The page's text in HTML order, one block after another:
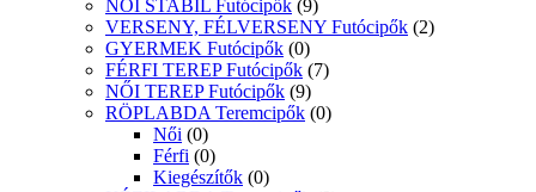
NŐI STABIL Futócipők (9)
VERSENY, FÉLVERSENY Futócipők (2)
GYERMEK Futócipők (0)
FÉRFI TEREP Futócipők (7)
NŐI TEREP Futócipők (9)
RÖPLABDA Teremcipők (0)
Női (0)
Férfi (0)
Kiegészítők (0)